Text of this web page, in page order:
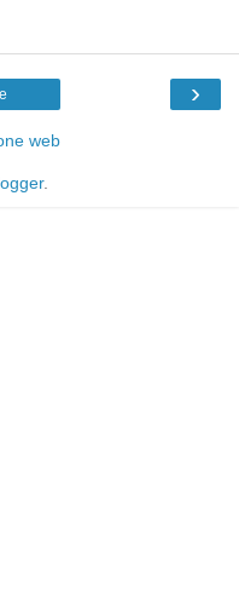
›
web
.